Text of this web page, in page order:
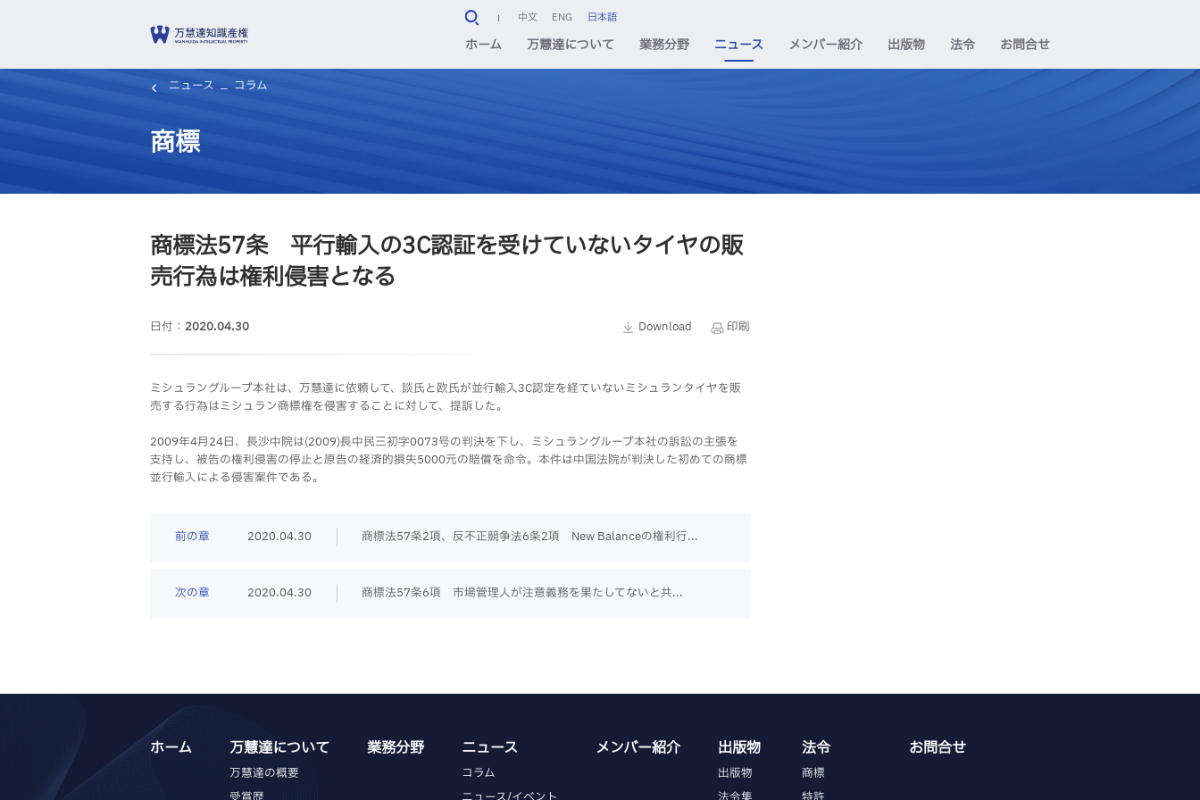
中文 ENG 日本語
ホーム 万慧達について 業務分野 ニュース メンバー紹介 出版物 法令 お問合せ
ニュース コラム
商標
商標法57条 平行輸入の3C認証を受けていないタイヤの販
売行為は権利侵害となる
日付： 2020.04.30 Download 印刷
ミシュラングループ本社は、万慧達に依頼して、談氏と欧氏が並行輸入3C認定を経ていないミシュランタイヤを販
売する行為はミシュラン商標権を侵害することに対して、提訴した。
2009年4月24日、長沙中院は(2009)長中民三初字0073号の判決を下し、ミシュラングループ本社の訴訟の主張を
支持し、被告の権利侵害の停止と原告の経済的損失5000元の賠償を命令。本件は中国法院が判決した初めての商標
並行輸入による侵害案件である。
前の章 2020.04.30 商標法57条2項、反不正競争法6条2項 New Balanceの権利行...
次の章 2020.04.30 商標法57条6項 市場管理人が注意義務を果たしてないと共...
ホーム 万慧達について
万慧達の概要
業務分野 ニュース
コラム
メンバー紹介 出版物
出版物
法令
商標
お問合せ